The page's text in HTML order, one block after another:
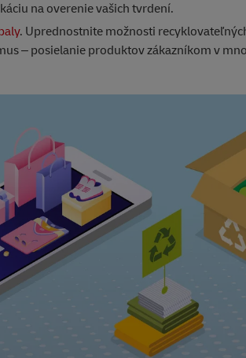
na overenie vašich tvrdení.
. Uprednostnite možnosti
– posielanie produktov zákazníkom v